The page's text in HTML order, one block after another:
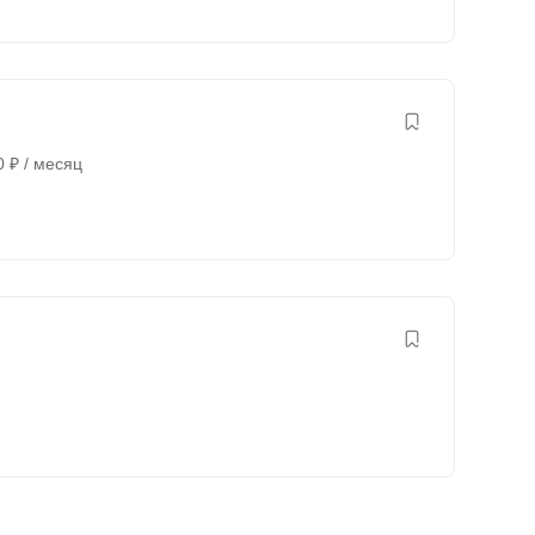
₽ / месяц